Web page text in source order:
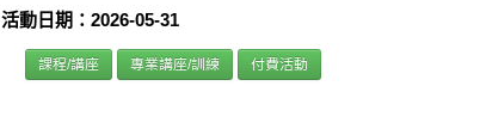
活動日期：2026-05-31
課程/講座 專業講座/訓練 付費活動